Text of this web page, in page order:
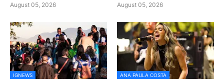
August 05, 2026 August 05, 2026
IGNEWS ANA PAULA COSTA